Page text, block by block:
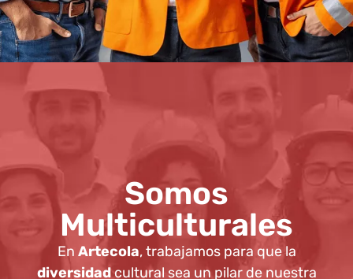
Somos
Multiculturales
En Artecola, trabajamos para que la
diversidadcultural sea un pilar de nuestra